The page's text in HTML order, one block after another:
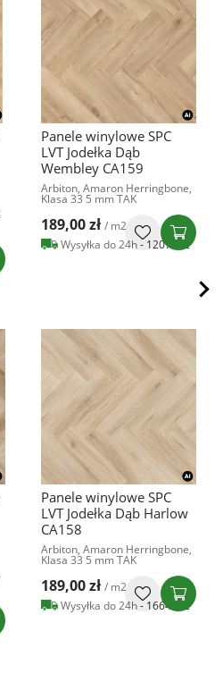
Panele podłogowe
Dolore 777388
Balterio, Emozioni, AC5 8 mm
104,99 zł / m2
Wysyłka do 48h
- 188 m2
Panele Podłogowe Dąb
Naturalny lakierowany
SIG4749
Quick-Step Unilin, Capture,
AC4 9 mm
159,95 zł / m2
Wysyłka do 24h- 1084 m2